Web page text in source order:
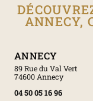
ANNECY,
ANNECY
89 Rue du Val Vert
74600 Annecy
04 50 05 16 96